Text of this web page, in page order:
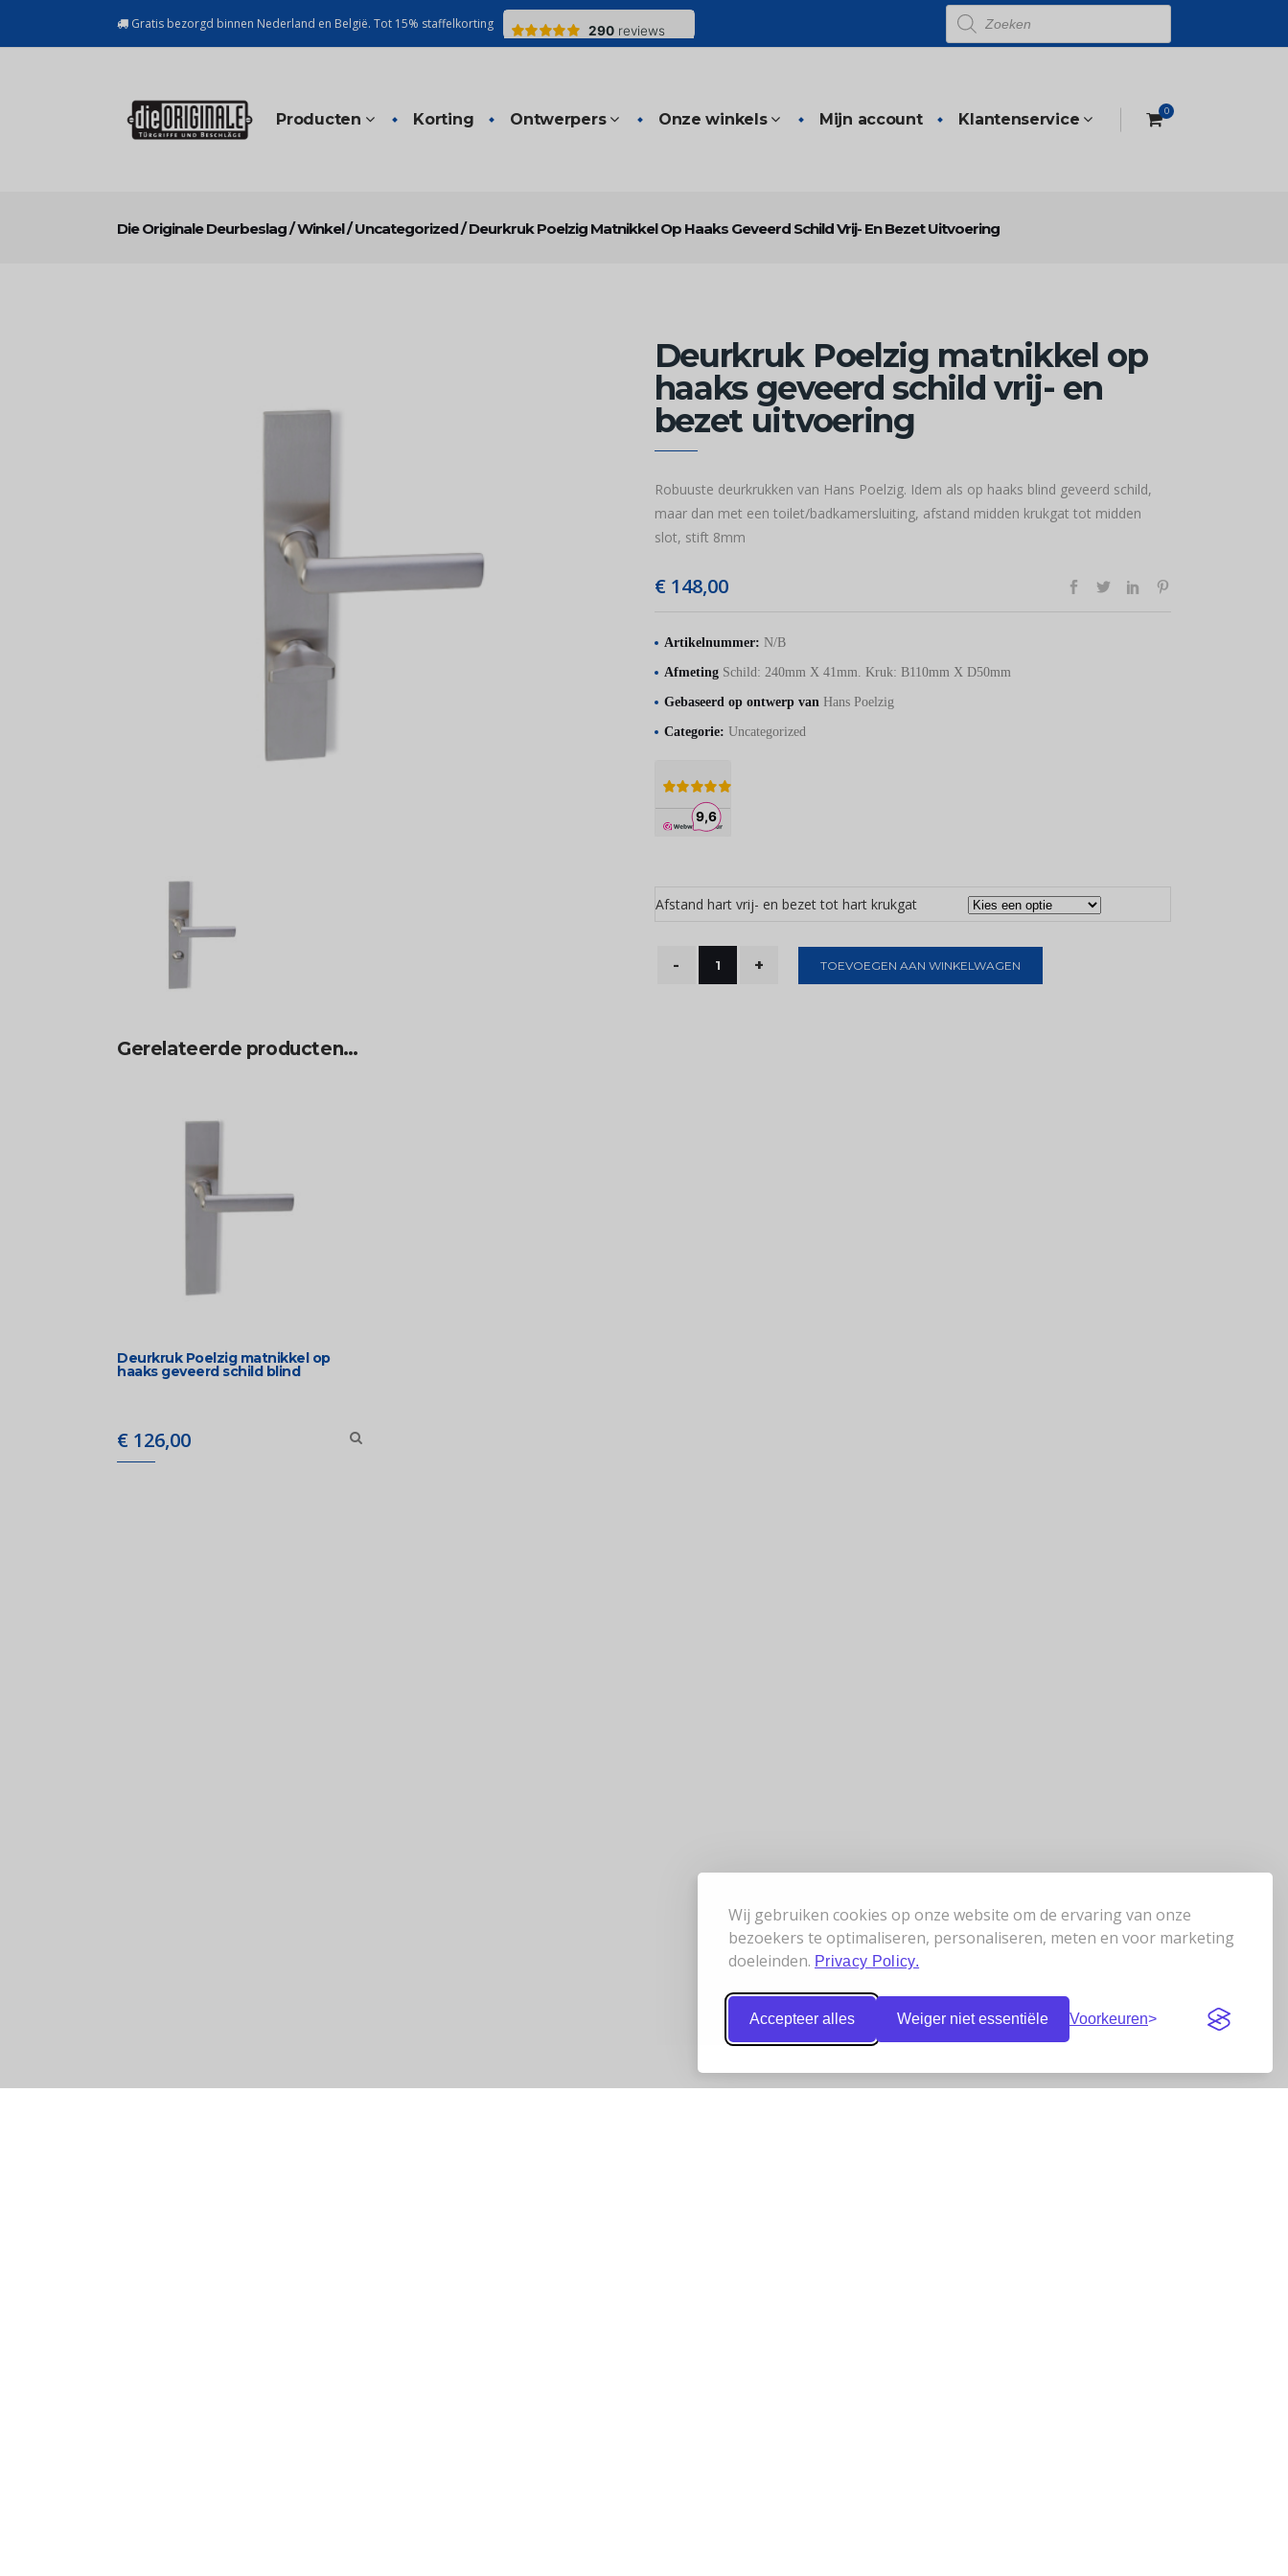
Wij gebruiken cookies op onze website om de ervaring van onze
bezoekers te optimaliseren, personaliseren, meten en voor marketing
doeleinden. Privacy Policy.
Accepteer alles Weiger niet essentiële Voorkeuren
Gratis bezorgd binnen Nederland en België. Tot 15% staffelkorting
Producten
zoeken
0
Producten Korting Ontwerpers Onze winkels Mijn account Klantenservice
Die Originale Deurbeslag/Winkel/Uncategorized/Deurkruk Poelzig Matnikkel Op Haaks Geveerd Schild Vrij- En Bezet Uitvoering
Deurkruk Poelzig matnikkel op
haaks geveerd schild vrij- en
bezet uitvoering
Robuuste deurkrukken van Hans Poelzig. Idem als op haaks blind geveerd schild,
maar dan met een toilet/badkamersluiting, afstand midden krukgat tot midden
slot, stift 8mm
€148,00
Artikelnummer: N/B
Afmeting Schild: 240mm X 41mm. Kruk: B110mm X D50mm
Gebaseerd op ontwerp van Hans Poelzig
Categorie: Uncategorized
Afstand hart vrij- en bezet tot hart krukgat
TOEVOEGEN AAN WINKELWAGEN
Gerelateerde producten…
Deurkruk Poelzig matnikkel op
haaks geveerd schild blind
€ 126,00